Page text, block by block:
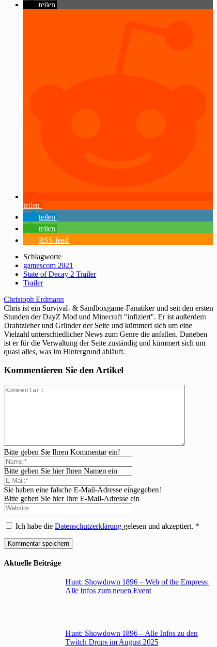
teilen
teilen
teilen
teilen
RSS-feed
Schlagworte
gamescom 2021
State of Decay 2 Trailer
Trailer
Christoph Erdmann
Chris ist ein Survival- & Sandboxgame-Fanatiker und seit den ersten
Stunden der DayZ Mod und Minecraft "infiziert". Er ist außerdem
Drahtzieher und Gründer der Seite und kümmert sich um eine
Vielzahl unterschiedlicher News zum Genre die anfallen. Daneben
ist er für die Verwaltung der Seite zuständig und kümmert sich um
quasi alles, was im Hintergrund abläuft.
Kommentieren Sie den Artikel
Bitte geben Sie Ihren Kommentar ein!
Bitte geben Sie hier Ihren Namen ein
Sie haben eine falsche E-Mail-Adresse eingegeben!
Bitte geben Sie hier Ihre E-Mail-Adresse ein
Ich habe die Datenschutzerklärung gelesen und akzeptiert. *
Aktuelle Beiträge
Hunt: Showdown 1896 – Web of the Empress:
Alle Infos zum neuen Event
Hunt: Showdown 1896 – Alle Infos zu den
Twitch Drops im August 2025